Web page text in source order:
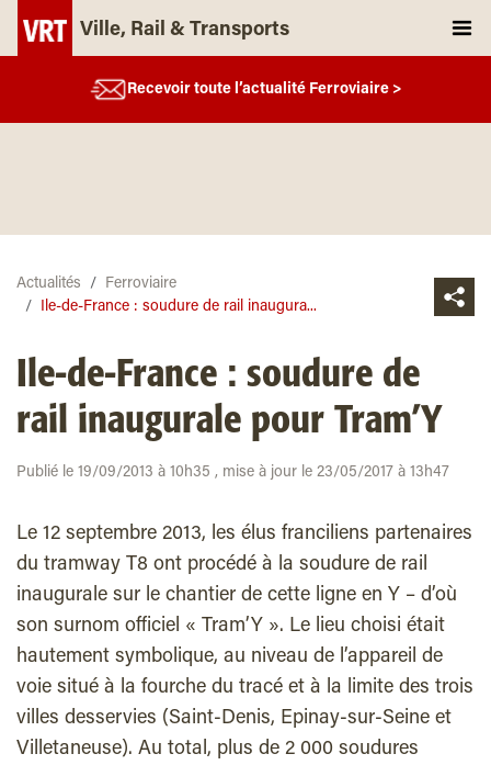
Ville, Rail & Transports
Recevoir toute l’actualité Ferroviaire >
Actualités
Ferroviaire
Ile-de-France : soudure de rail inaugura...
Ile-de-France : soudure de
rail inaugurale pour Tram’Y
Publié le 19/09/2013 à 10h35 , mise à jour le 23/05/2017 à 13h47
Le 12 septembre 2013, les élus franciliens partenaires
du tramway T8 ont procédé à la soudure de rail
inaugurale sur le chantier de cette ligne en Y – d’où
son surnom officiel « Tram’Y ». Le lieu choisi était
hautement symbolique, au niveau de l’appareil de
voie situé à la fourche du tracé et à la limite des trois
villes desservies (Saint-Denis, Epinay-sur-Seine et
Villetaneuse). Au total, plus de 2 000 soudures